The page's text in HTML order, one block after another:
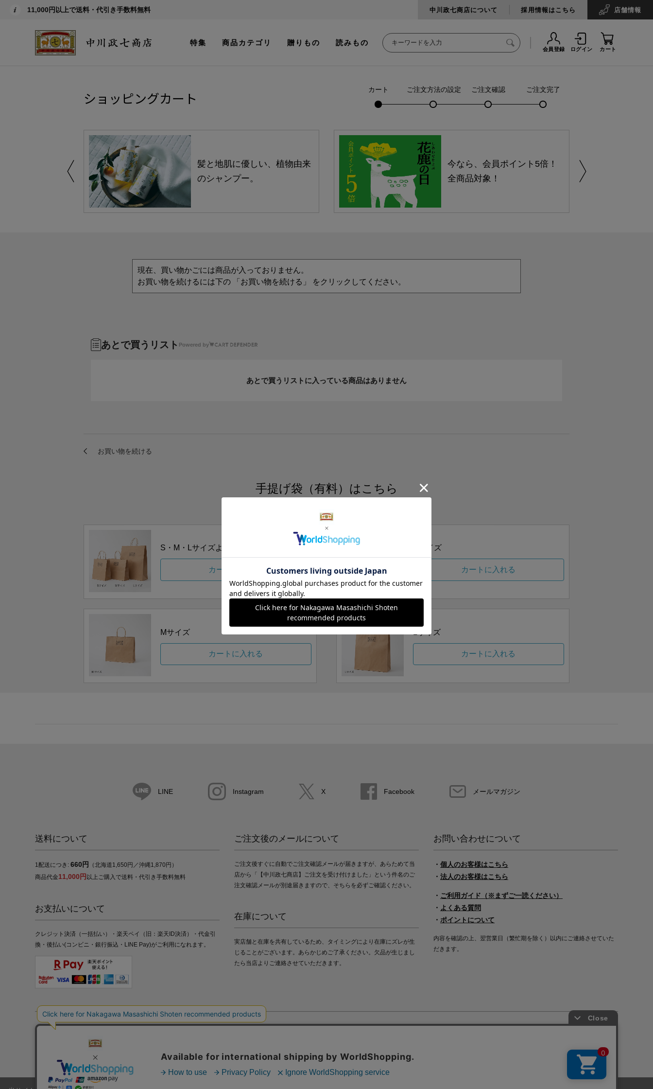
11,000円以上で送料・代引き手数料無料 中川政七商店について 採用情報はこちら 店舗情報
特集 商品カテゴリ 贈りもの 読みもの
会員登録 ログイン カート
ショッピングカート カート ご注文方法の設定 ご注文確認 ご注文完了
髪と地肌に優しい、植物由来
のシャンプー。
今なら、会員ポイント5倍！
全商品対象！
現在、買い物かごには商品が入っておりません。
お買い物を続けるには下の 「お買い物を続ける」 をクリックしてください。
あとで買うリスト Powered by
あとで買うリストに入っている商品はありません
手提げ袋（有料）はこちら
S・M・Lの3つサイズをご用意しております。
S・M・Lサイズより当店にお任せ
カートに入れる
Sサイズ
カートに入れる
Mサイズ
カートに入れる
Lサイズ
カートに入れる
LINE Instagram X Facebook メールマガジン
送料について
1配送につき: 660円
（北海道1,650円／沖縄1,870円）
商品代金11,000円 以上ご購入で送料・代引き手数料無料
お支払いについて
クレジット決済（一括払い）・楽天ペイ（旧：楽天ID決済）・代金引
換・後払い(コンビニ・銀行振込・LINE Pay)がご利用になれます。
ご注文後のメールについて
ご注文後すぐに自動でご注文確認メールが届きますが、あらためて当
店から「【中川政七商店】ご注文を受け付けました」という件名のご
注文確認メールが別途届きますので、そちらを必ずご確認ください。
在庫について
実店舗と在庫を共有しているため、タイミングにより在庫にズレが生
じることがございます。あらかじめご了承ください。欠品が生じまし
たら当店よりご連絡させていただきます。
お問い合わせについて
・ 個人のお客様はこちら
・ 法人のお客様はこちら
・ ご利用ガイド（※まずご一読ください）
・ よくある質問
・ ポイントについて
内容を確認の上、翌営業日（繁忙期を除く）以内にご連絡させていた
だきます。
プライバシーポリシー